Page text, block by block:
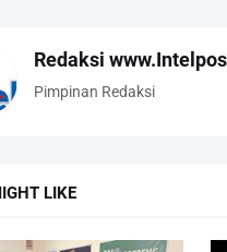
Redaksi
Pimpinan Redaksi
LIKE